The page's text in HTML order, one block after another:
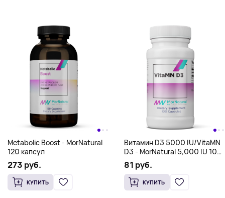
Поддержка вен и
кровеносных сосудов AGLS
Circulation&vessels -
MorNatural 120 caps
КУПИТЬ
Комплексная поддержка
печени и желчного пузыря
Liver-GB Support - MorNatural
90 caps
КУПИТЬ